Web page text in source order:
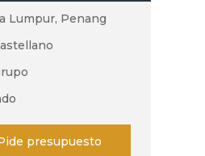
Lumpur, Penang
presupuesto